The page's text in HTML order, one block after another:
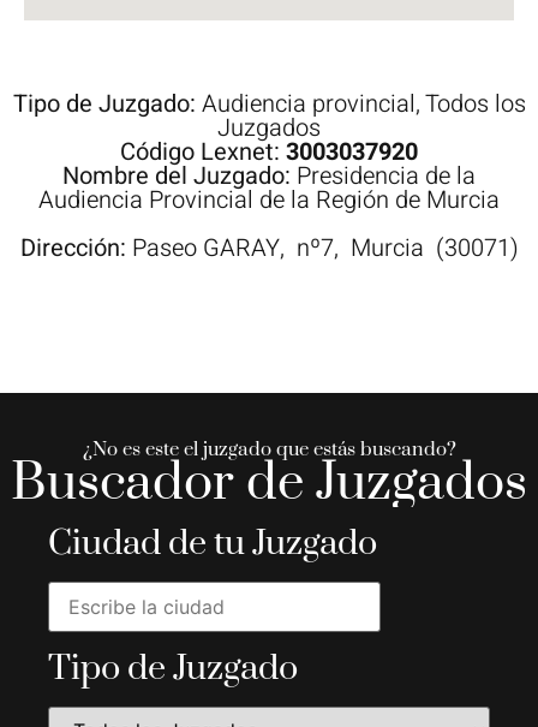
Tipo de Juzgado: Audiencia provincial,Todos los
Juzgados
Código Lexnet: 3003037920
Nombre del Juzgado: Presidencia de la
Audiencia Provincial de la Región de Murcia
Dirección: Paseo GARAY, nº7, Murcia (30071)
¿No es este el juzgado que estás buscando?
Buscador de Juzgados
Ciudad de tu Juzgado
Tipo de Juzgado